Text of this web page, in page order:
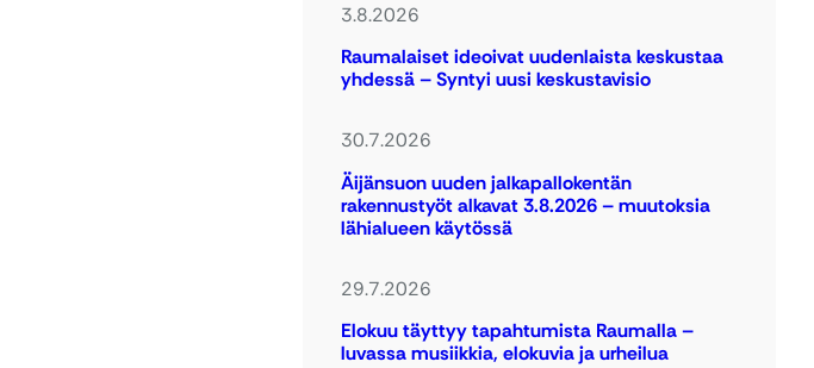
3.8.2026
Raumalaiset ideoivat uudenlaista keskustaa
yhdessä – Syntyi uusi keskustavisio
30.7.2026
Äijänsuon uuden jalkapallokentän
rakennustyöt alkavat 3.8.2026 – muutoksia
lähialueen käytössä
29.7.2026
Elokuu täyttyy tapahtumista Raumalla –
luvassa musiikkia, elokuvia ja urheilua